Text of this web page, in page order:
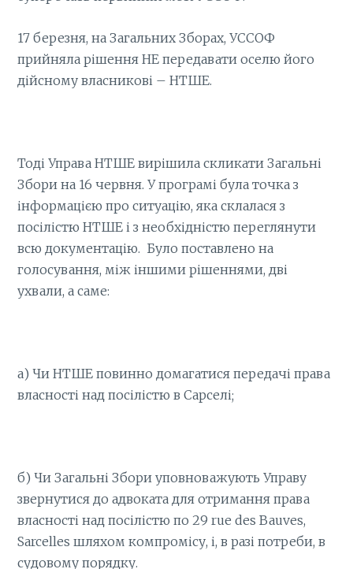
17 березня, на Загальних Зборах, УССОФ
прийняла рішення НЕ передавати оселю його
дійсному власникові – НТШЕ.
Тоді Управа НТШЕ вирішила скликати Загальні
Збори на 16 червня. У програмі була точка з
інформацією про ситуацію, яка склалася з
посілістю НТШЕ і з необхідністю переглянути
всю документацію. Було поставлено на
голосування, між іншими рішеннями, дві
ухвали, а саме:
а) Чи НТШЕ повинно домагатися передачі права
власності над посілістю в Сарселі;
б) Чи Загальні Збори уповноважують Управу
звернутися до адвоката для отримання права
власності над посілістю по 29 rue des Bauves,
Sarcelles шляхом компромісу, і, в разі потреби, в
судовому порядку.